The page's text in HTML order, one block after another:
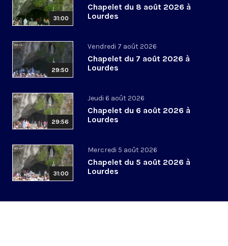
31:00
Chapelet du 8 août 2026 à
Lourdes
29:50
Vendredi 7 août 2026
Chapelet du 7 août 2026 à
Lourdes
29:56
Jeudi 6 août 2026
Chapelet du 6 août 2026 à
Lourdes
31:00
Mercredi 5 août 2026
Chapelet du 5 août 2026 à
Lourdes